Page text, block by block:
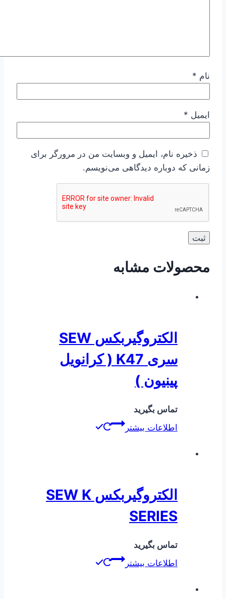
نام *
ایمیل *
ذخیره نام، ایمیل و وبسایت من در مرورگر برای
زمانی که دوباره دیدگاهی می‌نویسم.
محصولات مشابه
الکتروگیربکس SEW
سری K47 ( کرانویل
پینیون )
تماس بگیرید
اطلاعات بیشتر
الکتروگیربکس SEW K
SERIES
تماس بگیرید
اطلاعات بیشتر